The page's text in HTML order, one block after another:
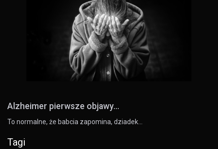
Alzheimer pierwsze objawy...
To normalne, że babcia zapomina, dziadek…
Tagi